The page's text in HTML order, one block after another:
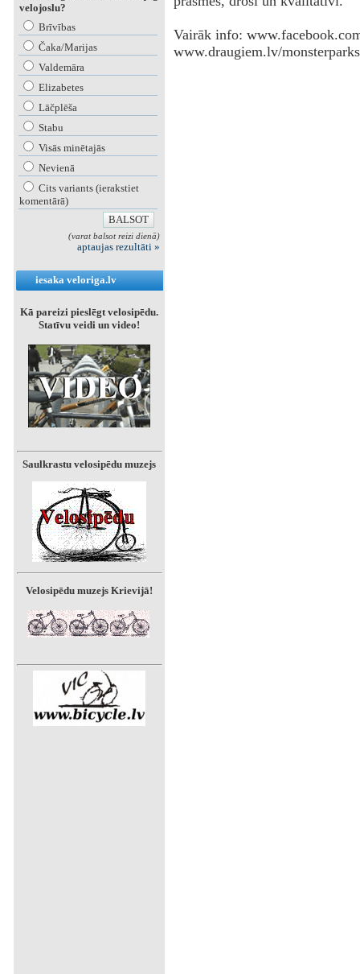
velojoslu?
Brīvības
Čaka/Marijas
Valdemāra
Elizabetes
Lāčplēša
Stabu
Visās minētajās
Nevienā
Cits variants (ierakstiet
komentārā)
(varat balsot reizi dienā)
aptaujas rezultāti »
iesaka veloriga.lv
Kā pareizi pieslēgt velosipēdu.
Statīvu veidi un video!
Saulkrastu velosipēdu muzejs
Velosipēdu muzejs Krievijā!
Vairāk info:
www.draugiem.lv/